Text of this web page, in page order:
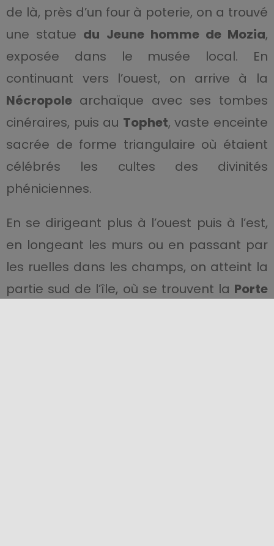
de là, près d’un four à poterie, on a trouvé
une statue du Jeune homme de Mozia,
exposée dans le musée local. En
continuant vers l’ouest, on arrive à la
Nécropole archaïque avec ses tombes
cinéraires, puis au Tophet, vaste enceinte
sacrée de forme triangulaire où étaient
célébrés les cultes des divinités
phéniciennes.
En se dirigeant plus à l’ouest puis à l’est,
en longeant les murs ou en passant par
les ruelles dans les champs, on atteint la
partie sud de l’île, où se trouvent la Porte